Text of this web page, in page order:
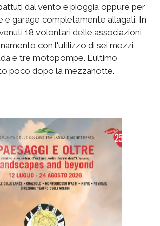
dal vento e pioggia oppure per
e garage completamente allagati. In
18 volontari delle associazioni
con l'utilizzo di sei mezzi
e tre motopompe. L'ultimo
poco dopo la mezzanotte.